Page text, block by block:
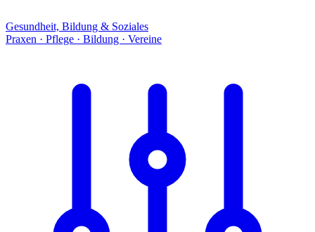
Gesundheit, Bildung & Soziales
Praxen · Pflege · Bildung · Vereine